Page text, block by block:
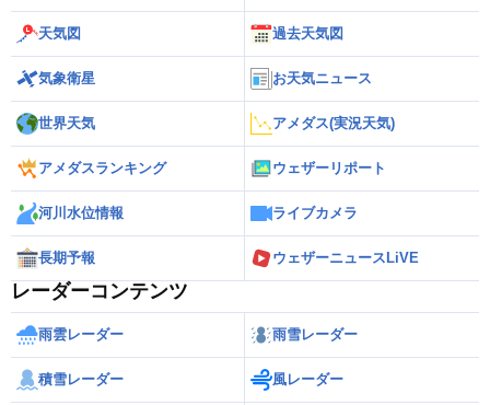
天気図 過去天気図
気象衛星 お天気ニュース
世界天気 アメダス(実況天気)
アメダスランキング ウェザーリポート
河川水位情報 ライブカメラ
長期予報 ウェザーニュースLiVE
レーダーコンテンツ
雨雲レーダー 雨雪レーダー
積雪レーダー 風レーダー